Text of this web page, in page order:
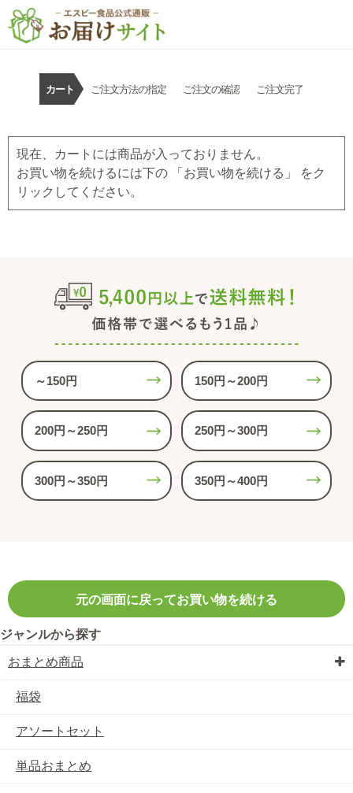
カート ご注文方法の指定 ご注文の確認 ご注文完了
現在、カートには商品が入っておりません。
お買い物を続けるには下の 「お買い物を続ける」 をク
リックしてください。
～150円 150円～200円
200円～250円 250円～300円
300円～350円 350円～400円
元の画面に戻ってお買い物を続ける
ジャンルから探す
おまとめ商品
福袋
アソートセット
単品おまとめ